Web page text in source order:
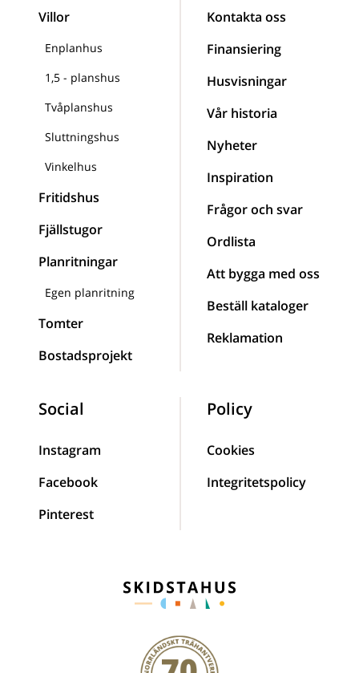
Villor
Enplanhus
1,5 - planshus
Tvåplanshus
Sluttningshus
Vinkelhus
Fritidshus
Fjällstugor
Planritningar
Egen planritning
Tomter
Bostadsprojekt
Kontakta oss
Finansiering
Husvisningar
Vår historia
Nyheter
Inspiration
Frågor och svar
Ordlista
Att bygga med oss
Beställ kataloger
Reklamation
Social
Instagram
Facebook
Pinterest
Policy
Cookies
Integritetspolicy